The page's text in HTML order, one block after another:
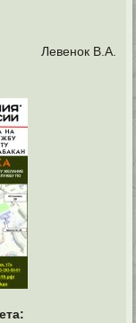
Левенок В.А.